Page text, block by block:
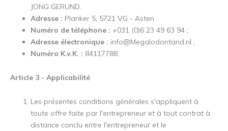
JONG GERUND.
Adresse : Planker 5, 5721 VG - Asten
Numéro de téléphone : +031 (0)6 23 49 63 94 ;
Adresse électronique : info@Megalodontand.nl ;
Numéro K.v.K. : 84117788.
Article 3 - Applicabilité
Les présentes conditions générales s'appliquent à
toute offre faite par l'entrepreneur et à tout contrat à
distance conclu entre l'entrepreneur et le